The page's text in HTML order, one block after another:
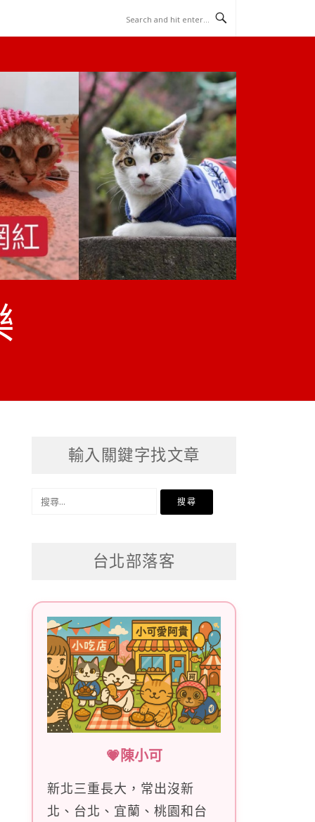
輸入關鍵字找文章
搜
台北部落客
💗陳小可
新北三重長大，常出沒新
北、台北、宜蘭、桃園和台